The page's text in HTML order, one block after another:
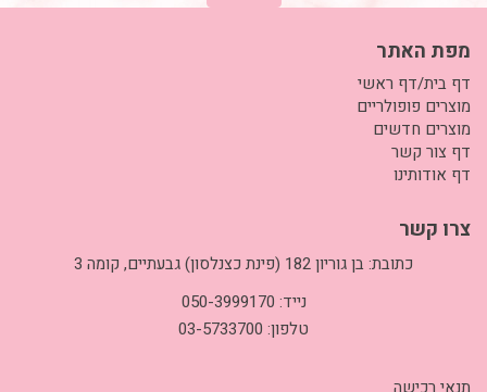
מפת האתר
דף בית/דף ראשי
מוצרים פופולריים
מוצרים חדשים
דף צור קשר
דף אודותינו
צרו קשר
כתובת: בן גוריון 182 (פינת כצנלסון) גבעתיים, קומה 3
נייד: 050-3999170
טלפון: 03-5733700